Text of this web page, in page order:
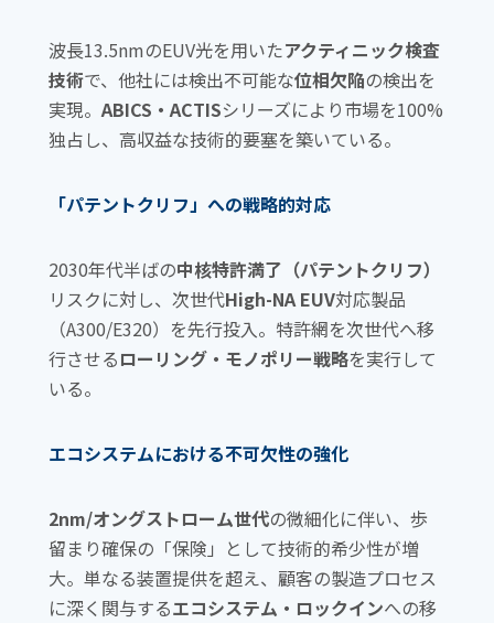
k
波長13.5nmのEUV光を用いたアクティニック検査
技術で、他社には検出不可能な位相欠陥の検出を
実現。ABICS・ACTISシリーズにより市場を100%
独占し、高収益な技術的要塞を築いている。
「パテントクリフ」への戦略的対応
2030年代半ばの中核特許満了（パテントクリフ）
リスクに対し、次世代High-NA EUV対応製品
（A300/E320）を先行投入。特許網を次世代へ移
行させるローリング・モノポリー戦略を実行して
いる。
エコシステムにおける不可欠性の強化
2nm/オングストローム世代の微細化に伴い、歩
留まり確保の「保険」として技術的希少性が増
大。単なる装置提供を超え、顧客の製造プロセス
に深く関与するエコシステム・ロックインへの移